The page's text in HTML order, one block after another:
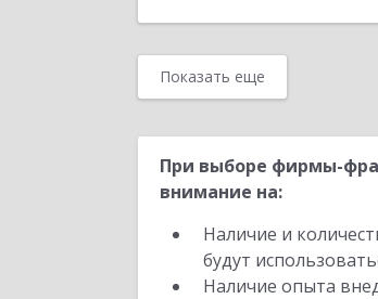
Показать еще
При выборе фирмы-
внимание на:
Наличие и
будут
Наличие опыта